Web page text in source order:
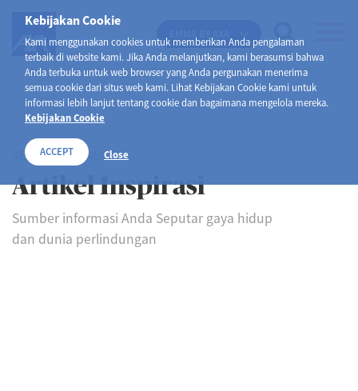
Kebijakan Cookie
Kami menggunakan cookies untuk memberikan Anda pengalaman
terbaik di website kami. Jika Anda melanjutkan, kami berasumsi bahwa
Anda terbuka untuk web browser yang Anda pergunakan menerima
semua cookie dari situs web kami. Lihat Kebijakan Cookie kami untuk
informasi lebih lanjut tentang cookie dan bagaimana mengelola mereka.
Kebijakan Cookie
ACCEPT Close
SELAMAT DATANG DI
Artikel Inspirasi
Sumber informasi Anda Seputar gaya hidup
dan dunia perlindungan